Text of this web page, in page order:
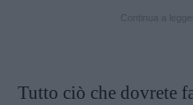
Tutto ciò che dovrete